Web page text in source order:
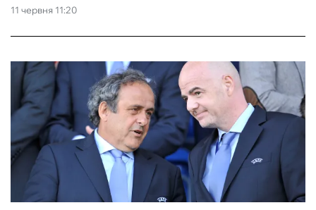
ФУТЗАЛ
ІНШІ
БУКМЕКЕРИ
11 червня 11:20